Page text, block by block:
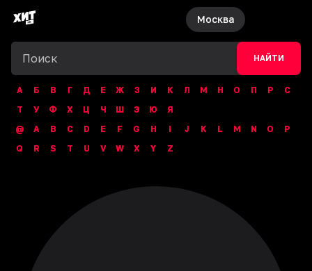
Москва
НАЙТИ
А Б В Г Д Е Ж З И К Л М Н О П Р
С
Т
У Ф Х Ц Ч Ш Э Ю
Я
@
A B C D E F G H I J K L M N O
P
Q
R S T U V W X Y Z